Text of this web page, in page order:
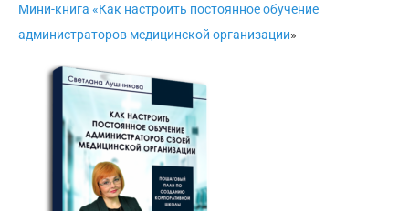
Мини-книга «Как настроить постоянное обучение
администраторов медицинской организации»